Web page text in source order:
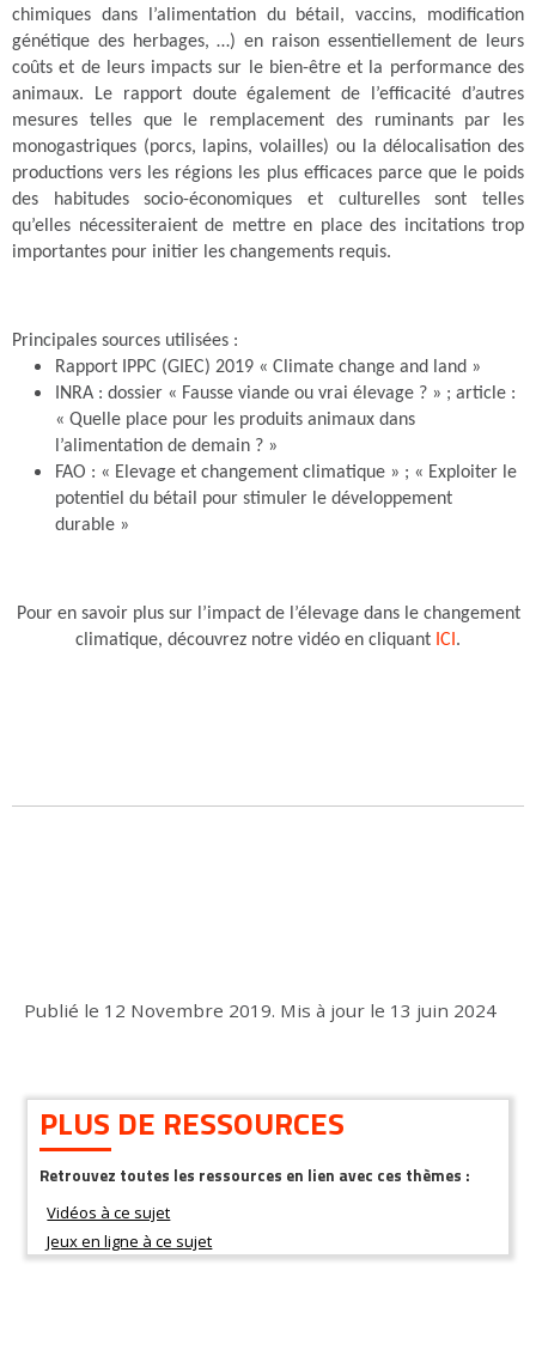
chimiques dans l’alimentation du bétail, vaccins, modification
génétique des herbages, …) en raison essentiellement de leurs
coûts et de leurs impacts sur le bien-être et la performance des
animaux. Le rapport doute également de l’efficacité d’autres
mesures telles que le remplacement des ruminants par les
monogastriques (porcs, lapins, volailles) ou la délocalisation des
productions vers les régions les plus efficaces parce que le poids
des habitudes socio-économiques et culturelles sont telles
qu’elles nécessiteraient de mettre en place des incitations trop
importantes pour initier les changements requis.
Principales sources utilisées :
Rapport IPPC (GIEC) 2019 « Climate change and land »
INRA : dossier « Fausse viande ou vrai élevage ? » ; article :
« Quelle place pour les produits animaux dans
l’alimentation de demain ? »
FAO : « Elevage et changement climatique » ; « Exploiter le
potentiel du bétail pour stimuler le développement
durable »
Pour en savoir plus sur l’impact de l’élevage dans le changement
climatique, découvrez notre vidéo en cliquant ICI.
Publié le 12 Novembre 2019. Mis à jour le 13 juin 2024
PLUS DE RESSOURCES
Retrouvez toutes les ressources en lien avec ces thèmes :